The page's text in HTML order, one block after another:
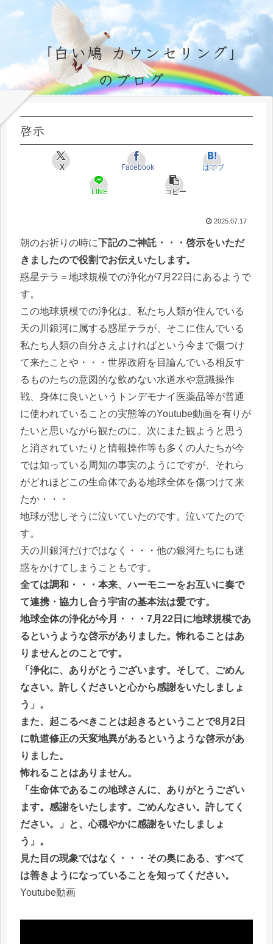
「白い鳩 カウンセリング」
のブログ
啓示
X Facebook はてブ
LINE コピー
2025.07.17
朝のお祈りの時に下記のご神託・・・啓示をいただ
きましたので役割でお伝えいたします。
惑星テラ＝地球規模での浄化が7月22日にあるようで
す。
この地球規模での浄化は、私たち人類が住んでいる
天の川銀河に属する惑星テラが、そこに住んでいる
私たち人類の自分さえよければという今まで傷つけ
て来たことや・・・世界政府を目論んでいる相反す
るものたちの意図的な飲めない水道水や意識操作
戦、身体に良いというトンデモナイ医薬品等が普通
に使われていることの実態等のYoutube動画を有りが
たいと思いながら観たのに、次にまた観ようと思う
と消されていたりと情報操作等も多くの人たちが今
では知っている周知の事実のようにですが、それら
がどれほどこの生命体である地球全体を傷つけて来
たか・・・
地球が悲しそうに泣いていたのです。泣いてたので
す。
天の川銀河だけではなく・・・他の銀河たちにも迷
惑をかけてしまうこともです。
全ては調和・・・本来、ハーモニーをお互いに奏で
て連携・協力し合う宇宙の基本法は愛です。
地球全体の浄化が今月・・・7月22日に地球規模であ
るというような啓示がありました。怖れることはあ
りませんとのことです。
「浄化に、ありがとうございます。そして、ごめん
なさい。許しくださいと心から感謝をいたしましょ
う」。
また、起こるべきことは起きるということで8月2日
に軌道修正の天変地異があるというような啓示があ
りました。
怖れることはありません。
「生命体であるこの地球さんに、ありがとうござい
ます。感謝をいたします。ごめんなさい。許してく
ださい。」と、心穏やかに感謝をいたしましょ
う」。
見た目の現象ではなく・・・その奥にある、すべて
は善きようになっていることを知ってください。
Youtube動画